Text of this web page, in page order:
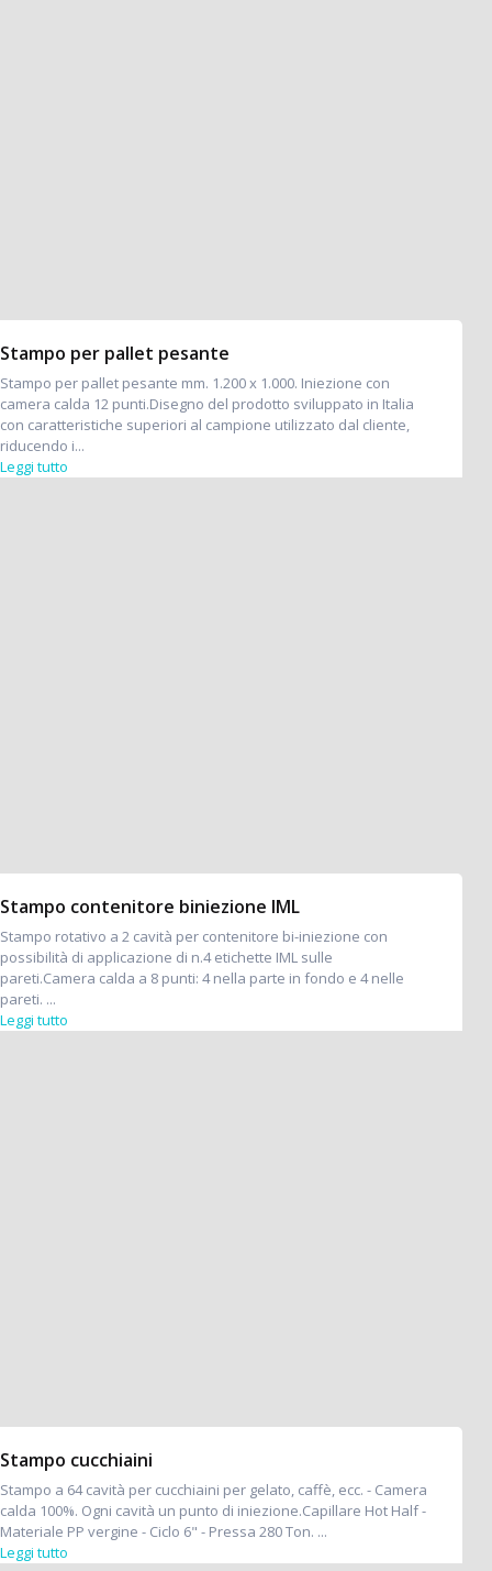
Stampo per pallet pesante
Stampo per pallet pesante mm. 1.200 x 1.000. Iniezione con
camera calda 12 punti.Disegno del prodotto sviluppato in Italia
con caratteristiche superiori al campione utilizzato dal cliente,
riducendo i...
Leggi tutto
Stampo contenitore biniezione IML
Stampo rotativo a 2 cavità per contenitore bi-iniezione con
possibilità di applicazione di n.4 etichette IML sulle
pareti.Camera calda a 8 punti: 4 nella parte in fondo e 4 nelle
pareti. ...
Leggi tutto
Stampo cucchiaini
Stampo a 64 cavità per cucchiaini per gelato, caffè, ecc. - Camera
calda 100%. Ogni cavità un punto di iniezione.Capillare Hot Half -
Materiale PP vergine - Ciclo 6" - Pressa 280 Ton. ...
Leggi tutto